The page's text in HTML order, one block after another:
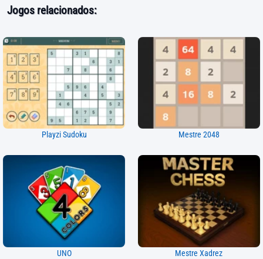
Jogos relacionados:
Playzi Sudoku Mestre 2048
UNO Mestre Xadrez